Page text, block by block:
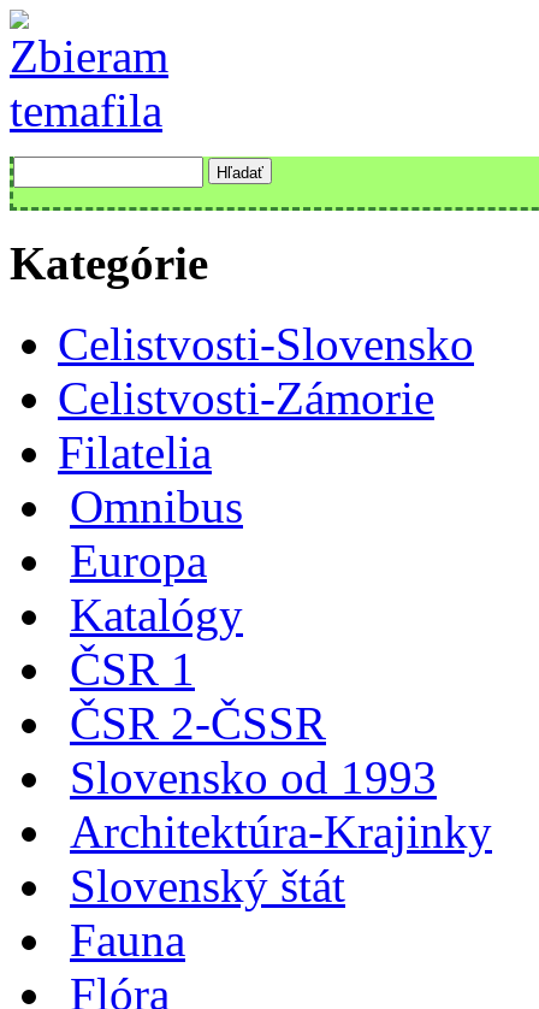
Kategórie
Celistvosti-Slovensko
Celistvosti-Zámorie
Filatelia
Omnibus
Europa
Katalógy
ČSR 1
ČSR 2-ČSSR
Slovensko od 1993
Architektúra-Krajinky
Slovenský štát
Fauna
Flóra